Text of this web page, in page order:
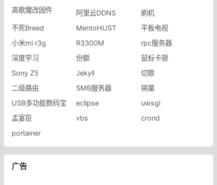
高歌魔改固件 阿里云DDNS
刷机
不死Breed
MentoHUST
平板电视
小米mi r3g
R3300M
rpc服务器
深度学习
份额
鼠标卡顿
Sony Z5
Jekyll
切歌
二级路由
SMB服务器
销量
USB多功能数码宝
eclipse
uwsgi
孟宴臣
vbs
crond
portainer
广告